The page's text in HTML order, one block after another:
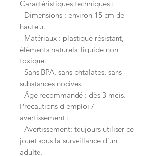
Caractéristiques techniques :
- Dimensions : environ 15 cm de
hauteur.
- Matériaux : plastique résistant,
éléments naturels, liquide non
toxique.
- Sans BPA, sans phtalates, sans
substances nocives.
- Âge recommandé : dès 3 mois.
Précautions d’emploi /
avertissement :
- Avertissement: toujours utiliser ce
jouet sous la surveillance d'un
adulte.